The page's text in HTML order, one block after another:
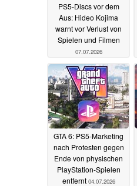
PS5-Discs vor dem
Aus: Hideo Kojima
warnt vor Verlust von
Spielen und Filmen
07.07.2026
GTA 6: PS5-Marketing
nach Protesten gegen
Ende von physischen
PlayStation-Spielen
entfernt 04.07.2026